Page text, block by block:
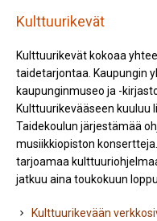
Kulttuurikevät
Kulttuurikevät kokoaa
taidetarjontaa. Kaupungin
kaupunginmuseo ja -
Kulttuurikevääseen kuuluu
Taidekoulun järjestämää
musiikkiopiston
tarjoamaa
jatkuu aina toukokuun
Kulttuurikevään